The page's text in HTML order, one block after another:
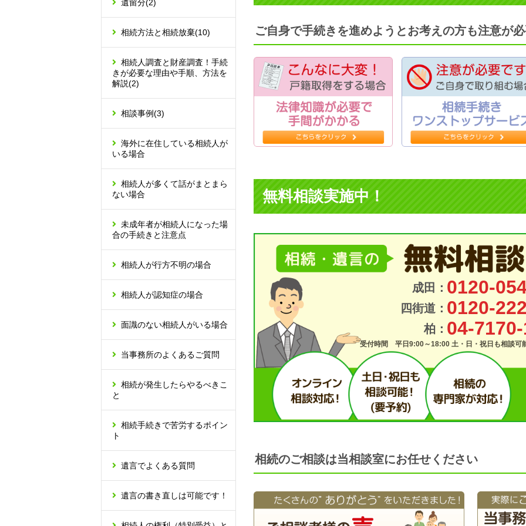
ご自身で手続きを進めようとお考えの方も注意が
無料相談実施中！
成田： 0120-
四街道： 0120-
柏： 04-
受付時間 平日9:00～18:00 土・日・祝日も相談可
相続のご相談は当相談室にお任せください
遺留分(2)
相続方法と相続放棄(10)
相続人調査と財産調査！手続
きが必要な理由や手順、方法を
解説(2)
相談事例(3)
海外に在住している相続人が
いる場合
相続人が多くて話がまとまら
ない場合
未成年者が相続人になった場
合の手続きと注意点
相続人が行方不明の場合
相続人が認知症の場合
面識のない相続人がいる場合
当事務所のよくあるご質問
相続が発生したらやるべきこ
と
相続手続きで苦労するポイン
ト
遺言でよくある質問
遺言の書き直しは可能です！